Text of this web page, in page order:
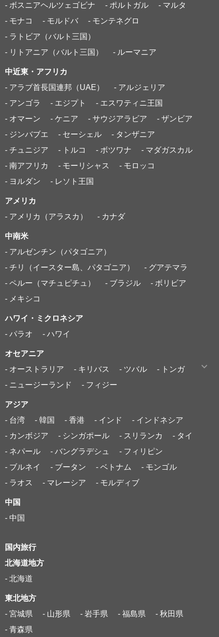
- ボスニアヘルツェゴビナ
- ポルトガル
- マルタ
- モナコ
- モルドバ
- モンテネグロ
- ラトビア（バルト三国）
- リトアニア（バルト三国）
- ルーマニア
中近東・アフリカ
- アラブ首長国連邦（UAE）
- アルジェリア
- アンゴラ
- エジプト
- エスワティニ王国
- オマーン
- ケニア - サウジアラビア
- ザンビア
- ジンバブエ
- セーシェル
- タンザニア
- チュニジア
- トルコ - ボツワナ
- マダガスカル
- 南アフリカ
- モーリシャス
- モロッコ
- ヨルダン
- レソト王国
アメリカ
- アメリカ（アラスカ）
- カナダ
中南米
- アルゼンチン（パタゴニア）
- チリ（イースター島、パタゴニア）
- グアテマラ
- ペルー（マチュピチュ）
- ブラジル
- ボリビア
- メキシコ
ハワイ・ミクロネシア
- パラオ
- ハワイ
オセアニア
- オーストラリア
- キリバス - ツバル
- トンガ
- ニュージーランド
- フィジー
アジア
- 台湾
- 韓国 - 香港 - インド
- インドネシア
- カンボジア
- シンガポール - スリランカ
- タイ
- ネパール
- バングラデシュ
- フィリピン
- ブルネイ
- ブータン - ベトナム
- モンゴル
- ラオス
- マレーシア - モルディブ
中国
- 中国
国内旅行
北海道地方
- 北海道
東北地方
- 宮城県
- 山形県 - 岩手県 - 福島県
- 秋田県
- 青森県